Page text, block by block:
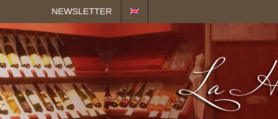
NEWSLETTER
Panneau de gestion des cookies